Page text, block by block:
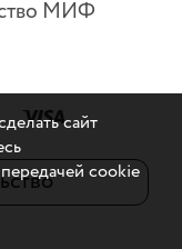
МИФ
сайт
cookie